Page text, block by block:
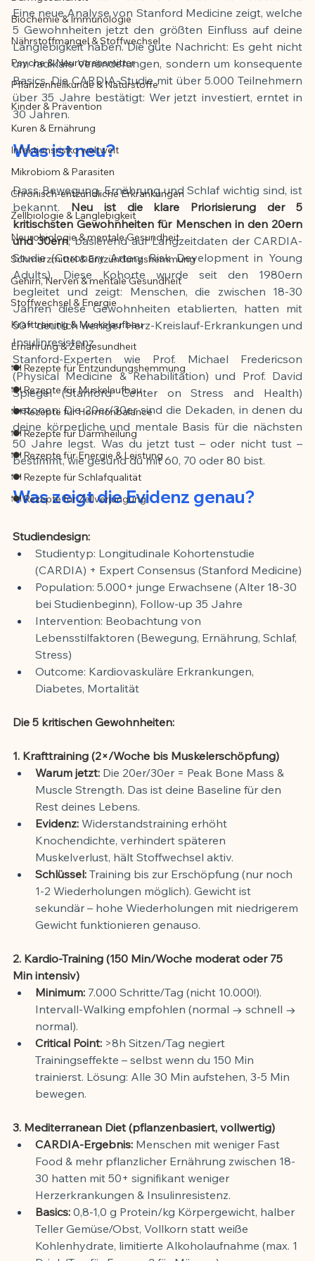
Der Artikel wurde mit Unterstützung von
KI erstellt und redaktionell geprüft vom
angegebenen Autor
Biochemie & Immunologie
Nährstoffmangel & Stoffwechsel
Psyche & Neurotransmitter
Pflanzenheilkunde & Naturstoffe
Kinder & Prävention
Kuren & Ernährung
Infektionsrisiko weltweit
Mikrobiom & Parasiten
Chronisch-entzündliche Erkrankungen
Zellbiologie & Langlebigkeit
Neurobiologie & mentale Gesundheit
Schmerzmittel & Entzündungshemmung
Gehirn, Nerven & mentale Gesundheit
Stoffwechsel & Energie
Krafttraining & Muskelaufbau
Ernährung & Zellgesundheit
🍽️ Rezepte für Entzündungshemmung
🍽️ Rezepte für Muskelaufbau
🍽️ Rezepte für Hormonbalance
🍽️ Rezepte für Darmheilung
🍽️ Rezepte für Energie & Leistung
🍽️ Rezepte für Schlafqualität
🍽️ Rezepte für Zellverjüngung
Eine neue Analyse von Stanford Medicine zeigt, welche
5 Gewohnheiten jetzt den größten Einfluss auf deine
Langlebigkeit haben. Die gute Nachricht: Es geht nicht
um radikale Veränderungen, sondern um konsequente
Basics. Die CARDIA-Studie mit über 5.000 Teilnehmern
über 35 Jahre bestätigt: Wer jetzt investiert, erntet in
30 Jahren.
Was ist neu?
Dass Bewegung, Ernährung und Schlaf wichtig sind, ist
bekannt. Neu ist die klare Priorisierung der 5
kritischsten Gewohnheiten für Menschen in den 20ern
und 30ern, basierend auf Langzeitdaten der CARDIA-
Studie (Coronary Artery Risk Development in Young
Adults). Diese Kohorte wurde seit den 1980ern
begleitet und zeigt: Menschen, die zwischen 18-30
Jahren diese Gewohnheiten etablierten, hatten mit
50+ deutlich weniger Herz-Kreislauf-Erkrankungen und
Insulinresistenz.
Stanford-Experten wie Prof. Michael Fredericson
(Physical Medicine & Rehabilitation) und Prof. David
Spiegel (Stanford Center on Stress and Health)
betonen: Die 20er/30er sind die Dekaden, in denen du
deine körperliche und mentale Basis für die nächsten
50 Jahre legst. Was du jetzt tust – oder nicht tust –
bestimmt, wie gesund du mit 60, 70 oder 80 bist.
Was zeigt die Evidenz genau?
Studiendesign:
Studientyp: Longitudinale Kohortenstudie
(CARDIA) + Expert Consensus (Stanford Medicine)
Population: 5.000+ junge Erwachsene (Alter 18-30
bei Studienbeginn), Follow-up 35 Jahre
Intervention: Beobachtung von
Lebensstilfaktoren (Bewegung, Ernährung, Schlaf,
Stress)
Outcome: Kardiovaskuläre Erkrankungen,
Diabetes, Mortalität
Die 5 kritischen Gewohnheiten:
1. Krafttraining (2×/Woche bis Muskelerschöpfung)
Warum jetzt: Die 20er/30er = Peak Bone Mass &
Muscle Strength. Das ist deine Baseline für den
Rest deines Lebens.
Evidenz: Widerstandstraining erhöht
Knochendichte, verhindert späteren
Muskelverlust, hält Stoffwechsel aktiv.
Schlüssel: Training bis zur Erschöpfung (nur noch
1-2 Wiederholungen möglich). Gewicht ist
sekundär – hohe Wiederholungen mit niedrigerem
Gewicht funktionieren genauso.
2. Kardio-Training (150 Min/Woche moderat oder 75
Min intensiv)
Minimum: 7.000 Schritte/Tag (nicht 10.000!).
Intervall-Walking empfohlen (normal → schnell →
normal).
Critical Point: >8h Sitzen/Tag negiert
Trainingseffekte – selbst wenn du 150 Min
trainierst. Lösung: Alle 30 Min aufstehen, 3-5 Min
bewegen.
3. Mediterranean Diet (pflanzenbasiert, vollwertig)
CARDIA-Ergebnis: Menschen mit weniger Fast
Food & mehr pflanzlicher Ernährung zwischen 18-
30 hatten mit 50+ signifikant weniger
Herzerkrankungen & Insulinresistenz.
Basics: 0,8-1,0 g Protein/kg Körpergewicht, halber
Teller Gemüse/Obst, Vollkorn statt weiße
Kohlenhydrate, limitierte Alkoholaufnahme (max. 1